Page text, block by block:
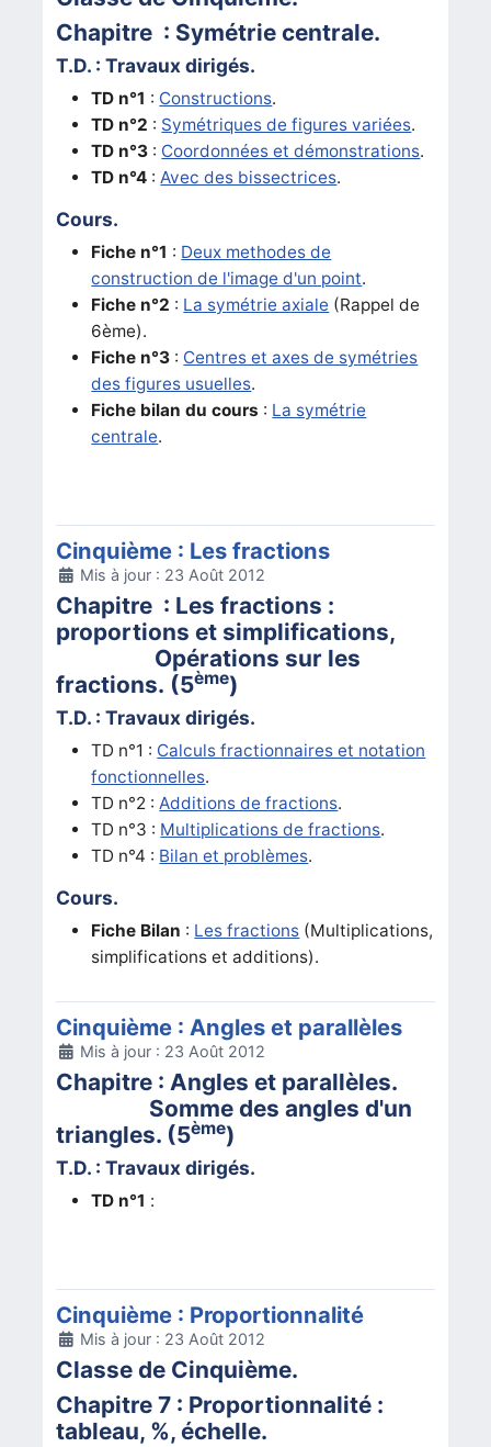
Chapitre : Symétrie centrale.
T.D. : Travaux dirigés.
TD n°1 : Constructions.
TD n°2 : Symétriques de figures variées.
TD n°3 : Coordonnées et démonstrations.
TD n°4 :Avec des bissectrices.
Cours.
Fiche n°1 : Deux methodes de
construction de l'image d'un point.
Fiche n°2 : La symétrie axiale (Rappel de
6ème).
Fiche n°3 : Centres et axes de symétries
des figures usuelles.
Fiche bilan du cours : La symétrie
centrale.
Cinquième : Les fractions
DétailsMis à jour : 23 Août 2012
Chapitre : Les fractions :
proportions et simplifications,
Opérations sur les
fractions. (5ème)
T.D. : Travaux dirigés.
TD n°1 : Calculs fractionnaires et notation
fonctionnelles.
TD n°2 :Additions de fractions.
TD n°3 : Multiplications de fractions.
TD n°4 : Bilan et problèmes.
Cours.
Fiche Bilan : Les fractions (Multiplications,
simplifications et additions).
Cinquième : Angles et parallèles
DétailsMis à jour : 23 Août 2012
Chapitre : Angles et parallèles.
Somme des angles d'un
triangles. (5ème)
T.D. : Travaux dirigés.
TD n°1 :
Cinquième : Proportionnalité
DétailsMis à jour : 23 Août 2012
Classe de Cinquième.
Chapitre 7 : Proportionnalité :
tableau, %, échelle.